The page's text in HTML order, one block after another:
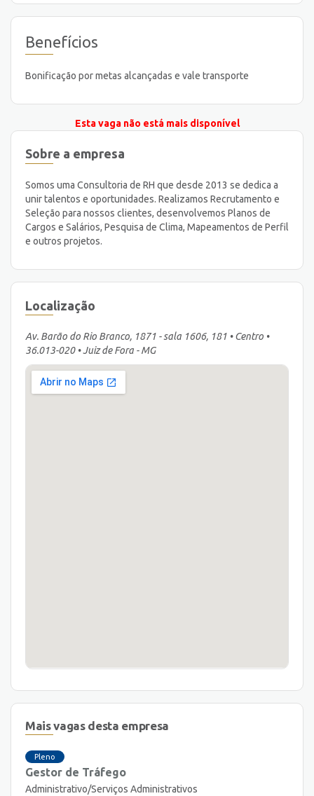
Benefícios
Bonificação por metas alcançadas e vale transporte
Esta vaga não está mais disponível
Sobre a empresa
Somos uma Consultoria de RH que desde 2013 se dedica a
unir talentos e oportunidades. Realizamos Recrutamento e
Seleção para nossos clientes, desenvolvemos Planos de
Cargos e Salários, Pesquisa de Clima, Mapeamentos de Perfil
e outros projetos.
Localização
Av. Barão do Rio Branco, 1871 - sala 1606, 181 • Centro •
36.013-020 • Juiz de Fora - MG
Mais vagas desta empresa
Pleno
Gestor de Tráfego
Administrativo/Serviços Administrativos